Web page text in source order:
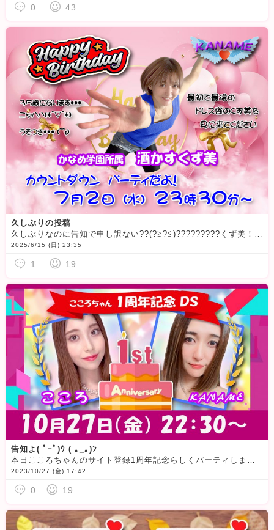
0 43
久しぶりの投稿
2025/6/15 (日) 23:35
1 19
告知よ( ﾟｰﾟ)ｳ ( ｡_｡)ﾝ
2023/10/27 (金) 17:42
0 19